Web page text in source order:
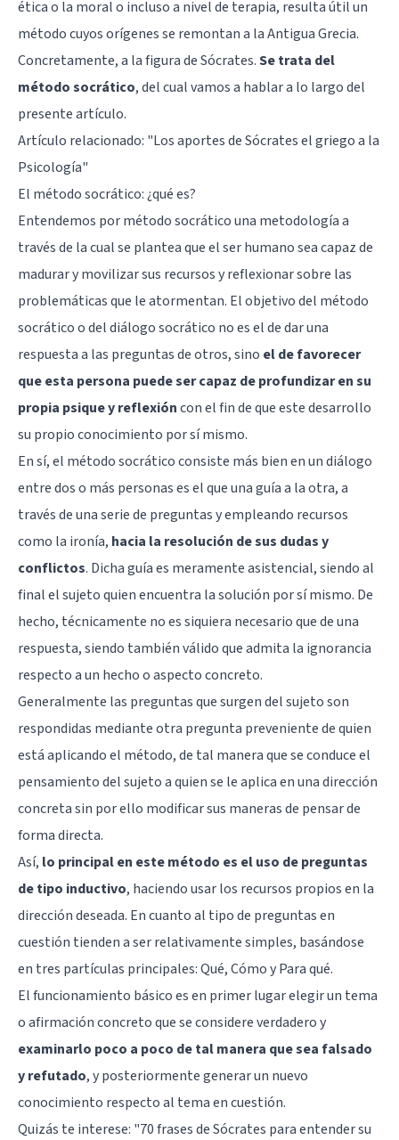
ética o la moral o incluso a nivel de terapia, resulta útil un
método cuyos orígenes se remontan a la Antigua Grecia.
Concretamente, a la figura de Sócrates.Se trata del
método socrático, del cual vamos a hablar a lo largo del
presente artículo.
Artículo relacionado: "Los aportes de Sócrates el griego a la
Psicología"
El método socrático: ¿qué es?
Entendemos por método socrático una metodología a
través de la cual se plantea que el ser humano sea capaz de
madurar y movilizar sus recursos y reflexionar sobre las
problemáticas que le atormentan. El objetivo del método
socrático o del diálogo socrático no es el de dar una
respuesta a las preguntas de otros, sino el de favorecer
que esta persona puede ser capaz de profundizar en su
propia psique y reflexióncon el fin de que este desarrollo
su propio conocimiento por sí mismo.
En sí, el método socrático consiste más bien en un diálogo
entre dos o más personas es el que una guía a la otra, a
través de una serie de preguntas y empleando recursos
como la ironía, hacia la resolución de sus dudas y
conflictos. Dicha guía es meramente asistencial, siendo al
final el sujeto quien encuentra la solución por sí mismo. De
hecho, técnicamente no es siquiera necesario que de una
respuesta, siendo también válido que admita la ignorancia
respecto a un hecho o aspecto concreto.
Generalmente las preguntas que surgen del sujeto son
respondidas mediante otra pregunta preveniente de quien
está aplicando el método, de tal manera que se conduce el
pensamiento del sujeto a quien se le aplica en una dirección
concreta sin por ello modificar sus maneras de pensar de
forma directa.
Así, lo principal en este método es el uso de preguntas
de tipo inductivo, haciendo usar los recursos propios en la
dirección deseada. En cuanto al tipo de preguntas en
cuestión tienden a ser relativamente simples, basándose
en tres partículas principales: Qué, Cómo y Para qué.
El funcionamiento básico es en primer lugar elegir un tema
o afirmación concreto que se considere verdadero y
examinarlo poco a poco de tal manera que sea falsado
y refutado, y posteriormente generar un nuevo
conocimiento respecto al tema en cuestión.
Quizás te interese: "70 frases de Sócrates para entender su